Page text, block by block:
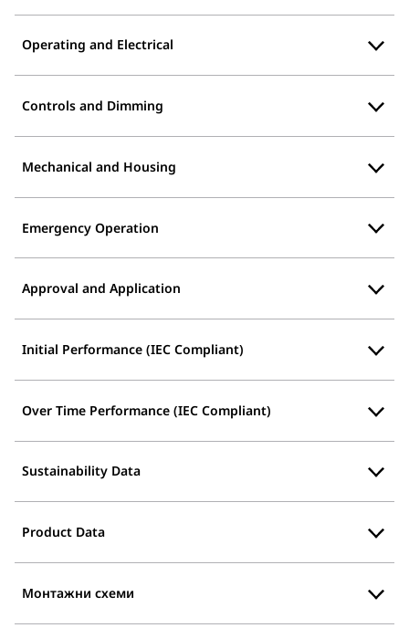
Operating and Electrical
Controls and Dimming
Mechanical and Housing
Emergency Operation
Approval and Application
Initial Performance (IEC Compliant)
Over Time Performance (IEC Compliant)
Sustainability Data
Product Data
Монтажни схеми